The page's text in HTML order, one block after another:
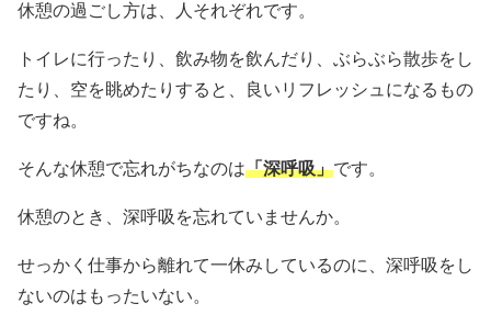
休憩の過ごし方は、人それぞれです。
トイレに行ったり、飲み物を飲んだり、ぶらぶら散歩をし
たり、空を眺めたりすると、良いリフレッシュになるもの
ですね。
そんな休憩で忘れがちなのは「深呼吸」です。
休憩のとき、深呼吸を忘れていませんか。
せっかく仕事から離れて一休みしているのに、深呼吸をし
ないのはもったいない。